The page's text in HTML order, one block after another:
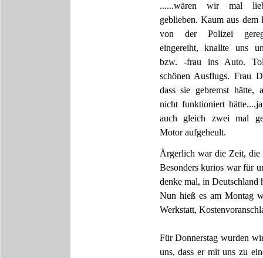
......wären wir mal
geblieben. Kaum aus dem
von der Polizei
eingereiht, knallte uns
bzw. -frau ins Auto.
schönen Ausflugs. Frau
dass sie gebremst hätte,
nicht funktioniert
auch gleich zwei mal
Motor aufgeheult.
Ärgerlich war die Zeit, die
Besonders kurios war für
denke mal, in Deutschland
Nun hieß es am Montag
Werkstatt,
Für Donnerstag wurden
uns, dass er mit uns zu